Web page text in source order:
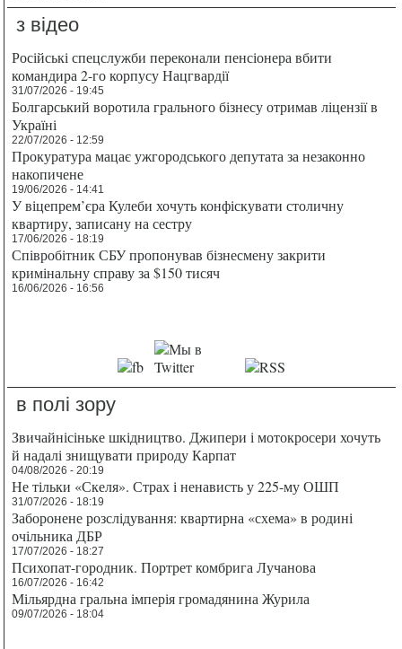
з відео
Російські спецслужби переконали пенсіонера вбити
командира 2-го корпусу Нацгвардії
31/07/2026 - 19:45
Болгарський воротила грального бізнесу отримав ліцензії в
Україні
22/07/2026 - 12:59
Прокуратура мацає ужгородського депутата за незаконно
накопичене
19/06/2026 - 14:41
У віцепрем’єра Кулеби хочуть конфіскувати столичну
квартиру, записану на сестру
17/06/2026 - 18:19
Співробітник СБУ пропонував бізнесмену закрити
кримінальну справу за $150 тисяч
16/06/2026 - 16:56
в полі зору
Звичайнісіньке шкідництво. Джипери і мотокросери хочуть
й надалі знищувати природу Карпат
04/08/2026 - 20:19
Не тільки «Скеля». Страх і ненависть у 225-му ОШП
31/07/2026 - 18:19
Заборонене розслідування: квартирна «схема» в родині
очільника ДБР
17/07/2026 - 18:27
Психопат-городник. Портрет комбрига Лучанова
16/07/2026 - 16:42
Мільярдна гральна імперія громадянина Журила
09/07/2026 - 18:04